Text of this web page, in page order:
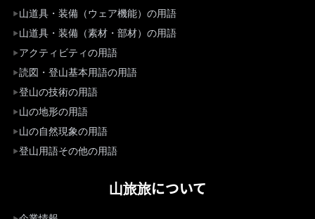
山道具・装備（ウェア機能）の用語
山道具・装備（素材・部材）の用語
アクティビティの用語
読図・登山基本用語の用語
登山の技術の用語
山の地形の用語
山の自然現象の用語
登山用語その他の用語
山旅旅について